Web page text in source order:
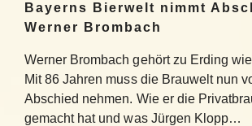
Bayerns Bierwelt nimmt
Werner Brombach
Werner Brombach gehört zu Erding
Mit 86 Jahren muss die Brauwelt nun
Abschied nehmen. Wie er die
gemacht hat und was Jürgen Klopp…